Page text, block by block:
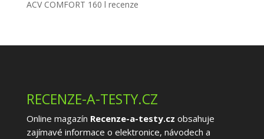
ACV COMFORT 160 l recenze
RECENZE-A-TESTY.CZ
Online magazín Recenze-a-testy.cz obsahuje
zajímavé informace o elektronice, návodech a